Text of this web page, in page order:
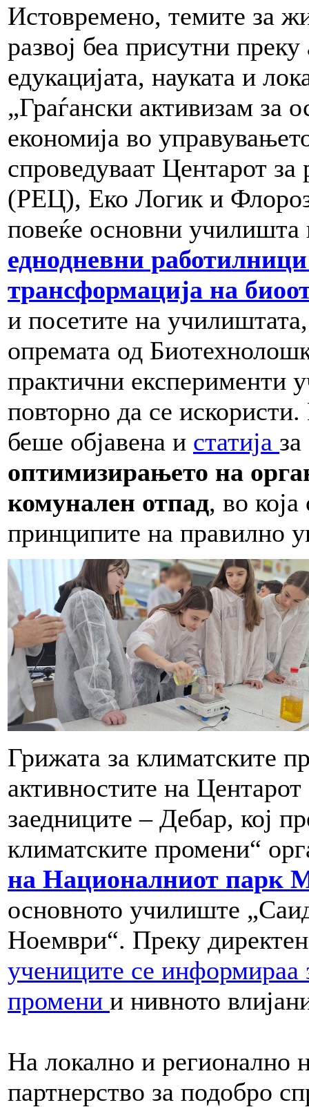
Истовремено, темите за
развој беа присутни
едукацијата, науката и
„Граѓански активизам за
економија во
спроведуваат Центарот
(РЕЦ), Еко Логик и
повеќе основни училишта
еднодневни
трансформација на
и посетите на
опремата од
практични експерименти
повторно да се
беше објавена и статија за
оптимизирањето на
комунален отпад, во
принципите на правилно
Грижата за климатските
активностите на
заедниците – Дебар, кој
климатските промени“
на Националниот парк
основното училиште
Ноември“. Преку директен
учениците се информираа
промени и нивното
На локално и регионално
партнерство за подобро